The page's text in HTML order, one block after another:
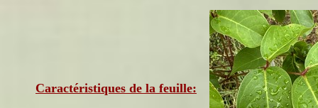
Caractéristiques de la feuille: